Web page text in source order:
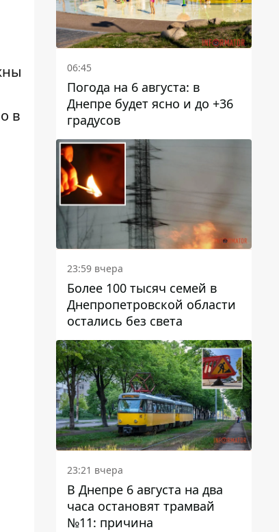
в
06:45
Погода на 6 августа: в
Днепре будет ясно и до +36
градусов
23:59 вчера
Более 100 тысяч семей в
Днепропетровской области
остались без света
23:21 вчера
В Днепре 6 августа на два
часа остановят трамвай
№11: причина